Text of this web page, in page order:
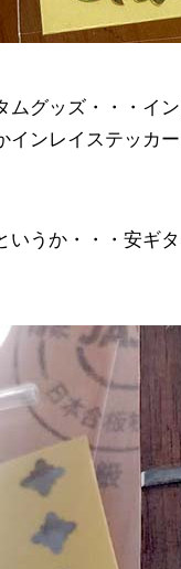
グッズ・・・イン
インレイステッカ
いうか・・・安ギ